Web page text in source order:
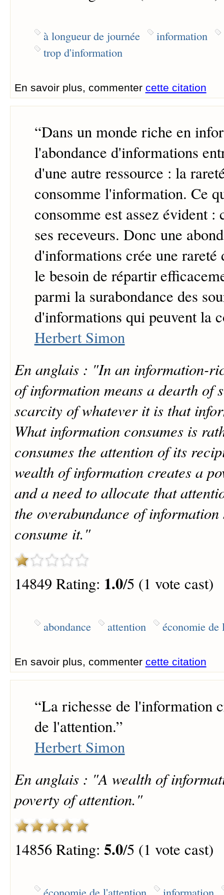
à longueur de journée information
trop d'information
En savoir plus, commenter cette citation
“Dans un monde riche en
l'abondance d'informations
d'une autre ressource : la
consomme l'information. Ce
consomme est assez évident :
ses receveurs. Donc une
d'informations crée une rareté
le besoin de répartir
parmi la surabondance des
d'informations qui peuvent la
Herbert Simon
En anglais : "In an information-
of information means a dearth of
scarcity of whatever it is that
What information consumes is
consumes the attention of its
wealth of information creates a
and a need to allocate that
the overabundance of
consume it."
14849 Rating: 1.0/5 (1 vote cast)
abondance attention économie de
En savoir plus, commenter cette citation
“La richesse de l'information
de l'attention.”
Herbert Simon
En anglais : "A wealth of
poverty of attention."
14856 Rating: 5.0/5 (1 vote cast)
économie de l'attention information